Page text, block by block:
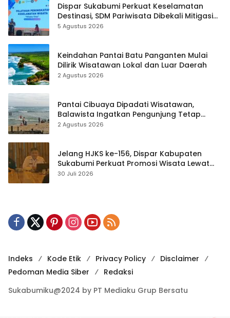
Dispar Sukabumi Perkuat Keselamatan
Destinasi, SDM Pariwisata Dibekali Mitigasi
hingga Teknik Evakuasi
5 Agustus 2026
Keindahan Pantai Batu Panganten Mulai
Dilirik Wisatawan Lokal dan Luar Daerah
2 Agustus 2026
Pantai Cibuaya Dipadati Wisatawan,
Balawista Ingatkan Pengunjung Tetap
Waspada
2 Agustus 2026
Jelang HJKS ke-156, Dispar Kabupaten
Sukabumi Perkuat Promosi Wisata Lewat
Publikasi Digital
30 Juli 2026
Indeks Kode Etik Privacy Policy
Disclaimer
Pedoman Media Siber
Redaksi
Sukabumiku@2024 by PT Mediaku Grup Bersatu